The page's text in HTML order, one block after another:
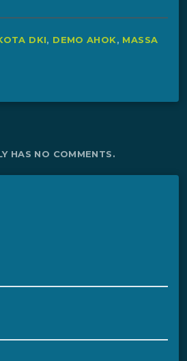
DKI, DEMO AHOK, MASSA
HAS NO COMMENTS.